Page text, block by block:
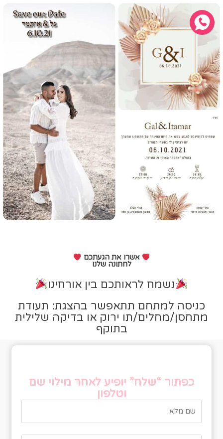
אשרו את הגעתכם
לחתונה שלנו
נשמח לראותכם בין אורחינו
כניסה למתחם תתאפשר בהצגת: תעודת
מתחסן/מחלים/תו ירוק או בדיקה שלילית
בתוקף
כפתור “שלח” יופיע לאחר מילוי שם
וטלפון